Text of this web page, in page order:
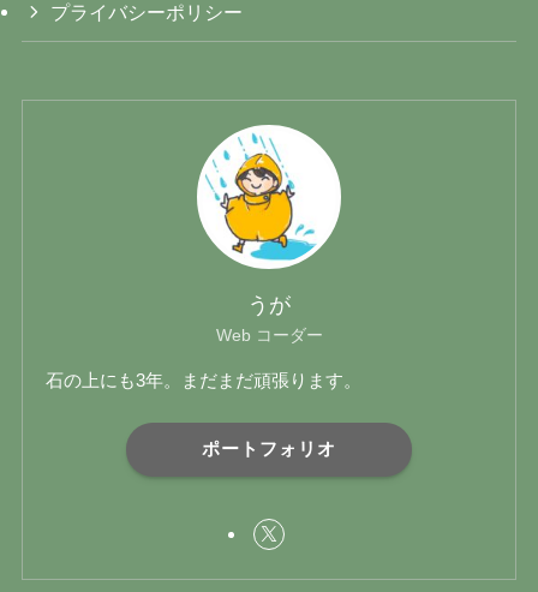
プライバシーポリシー
うが
Web コーダー
石の上にも3年。まだまだ頑張ります。
ポートフォリオ